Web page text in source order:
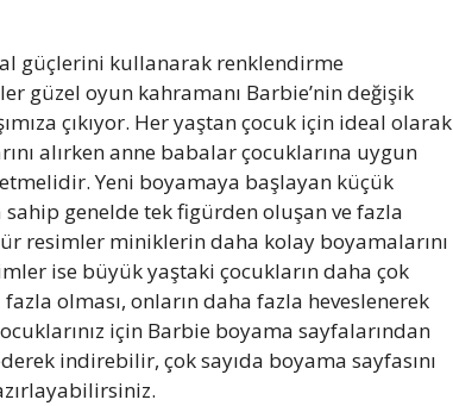
güçlerini kullanarak renklendirme
güzel oyun kahramanı Barbie’nin değişik
çıkıyor. Her yaştan çocuk için ideal olarak
alırken anne babalar çocuklarına uygun
Yeni boyamaya başlayan küçük
genelde tek figürden oluşan ve fazla
resimler miniklerin daha kolay boyamalarını
ise büyük yaştaki çocukların daha çok
olması, onların daha fazla heveslenerek
için Barbie boyama sayfalarından
indirebilir, çok sayıda boyama sayfasını